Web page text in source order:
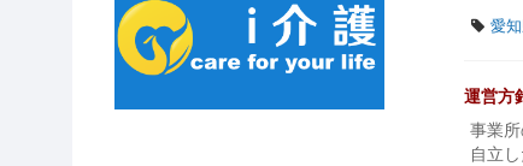
愛
運営方
事業
自立